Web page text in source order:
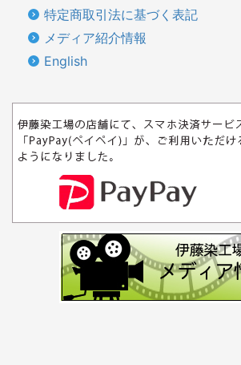
特定商取引法に基づく表記
メディア紹介情報
English